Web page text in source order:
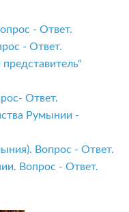
- Ответ.
- Ответ.
Ответ.
Румынии -
Вопрос - Ответ.
Вопрос - Ответ.